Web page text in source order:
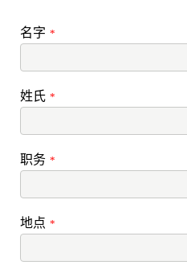
名字 *
姓氏 *
职务 *
地点 *